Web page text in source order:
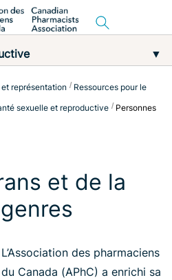
▼
représentation
Ressources pour le
sexuelle et reproductive
Personnes
et de la
L’Association des pharmaciens
du Canada (APhC) a enrichi sa